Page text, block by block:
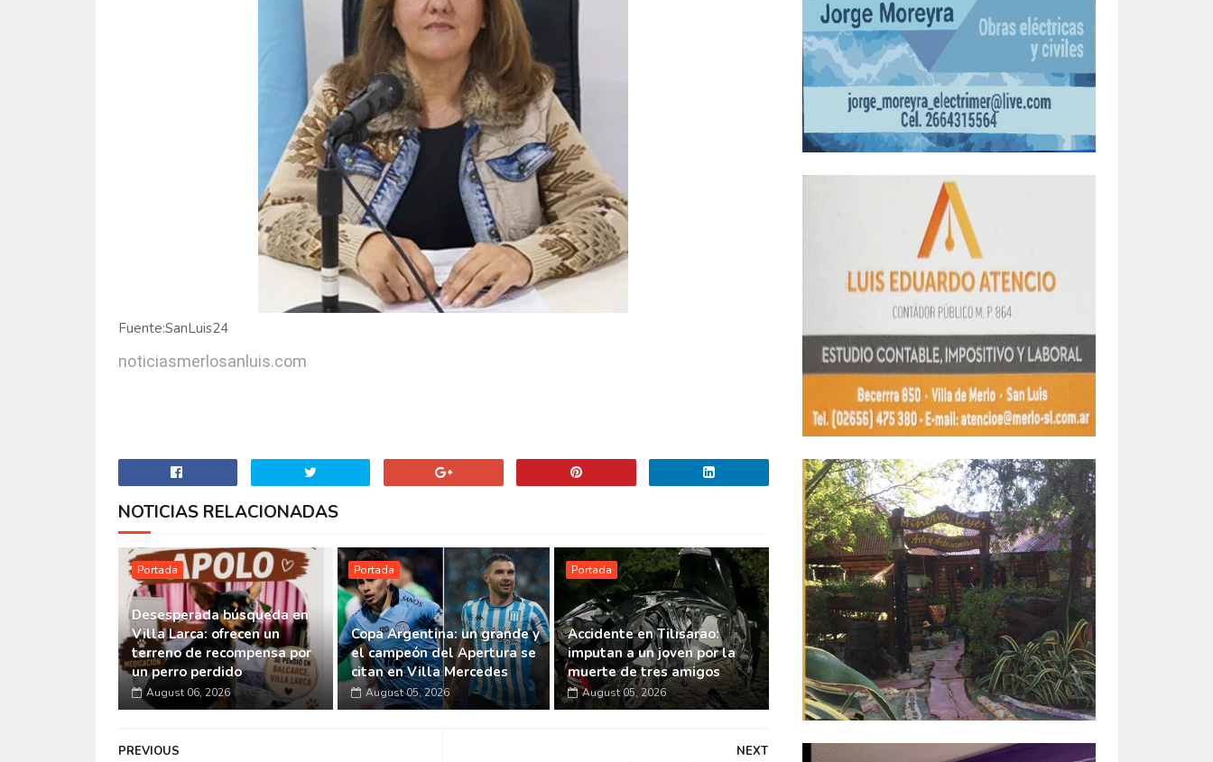
Fuente:SanLuis24
noticiasmerlosanluis.com
NOTICIAS RELACIONADAS
Portada
Desesperada búsqueda en
Villa Larca: ofrecen un
terreno de recompensa por
un perro perdido
August 06, 2026
Portada
Copa Argentina: un grande y
el campeón del Apertura se
citan en Villa Mercedes
August 05, 2026
Portada
Accidente en Tilisarao:
imputan a un joven por la
muerte de tres amigos
August 05, 2026
NEXT
PREVIOUS